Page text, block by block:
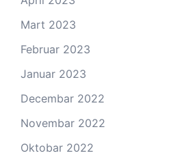
Mart 2023
Februar 2023
Januar 2023
Decembar 2022
Novembar 2022
Oktobar 2022